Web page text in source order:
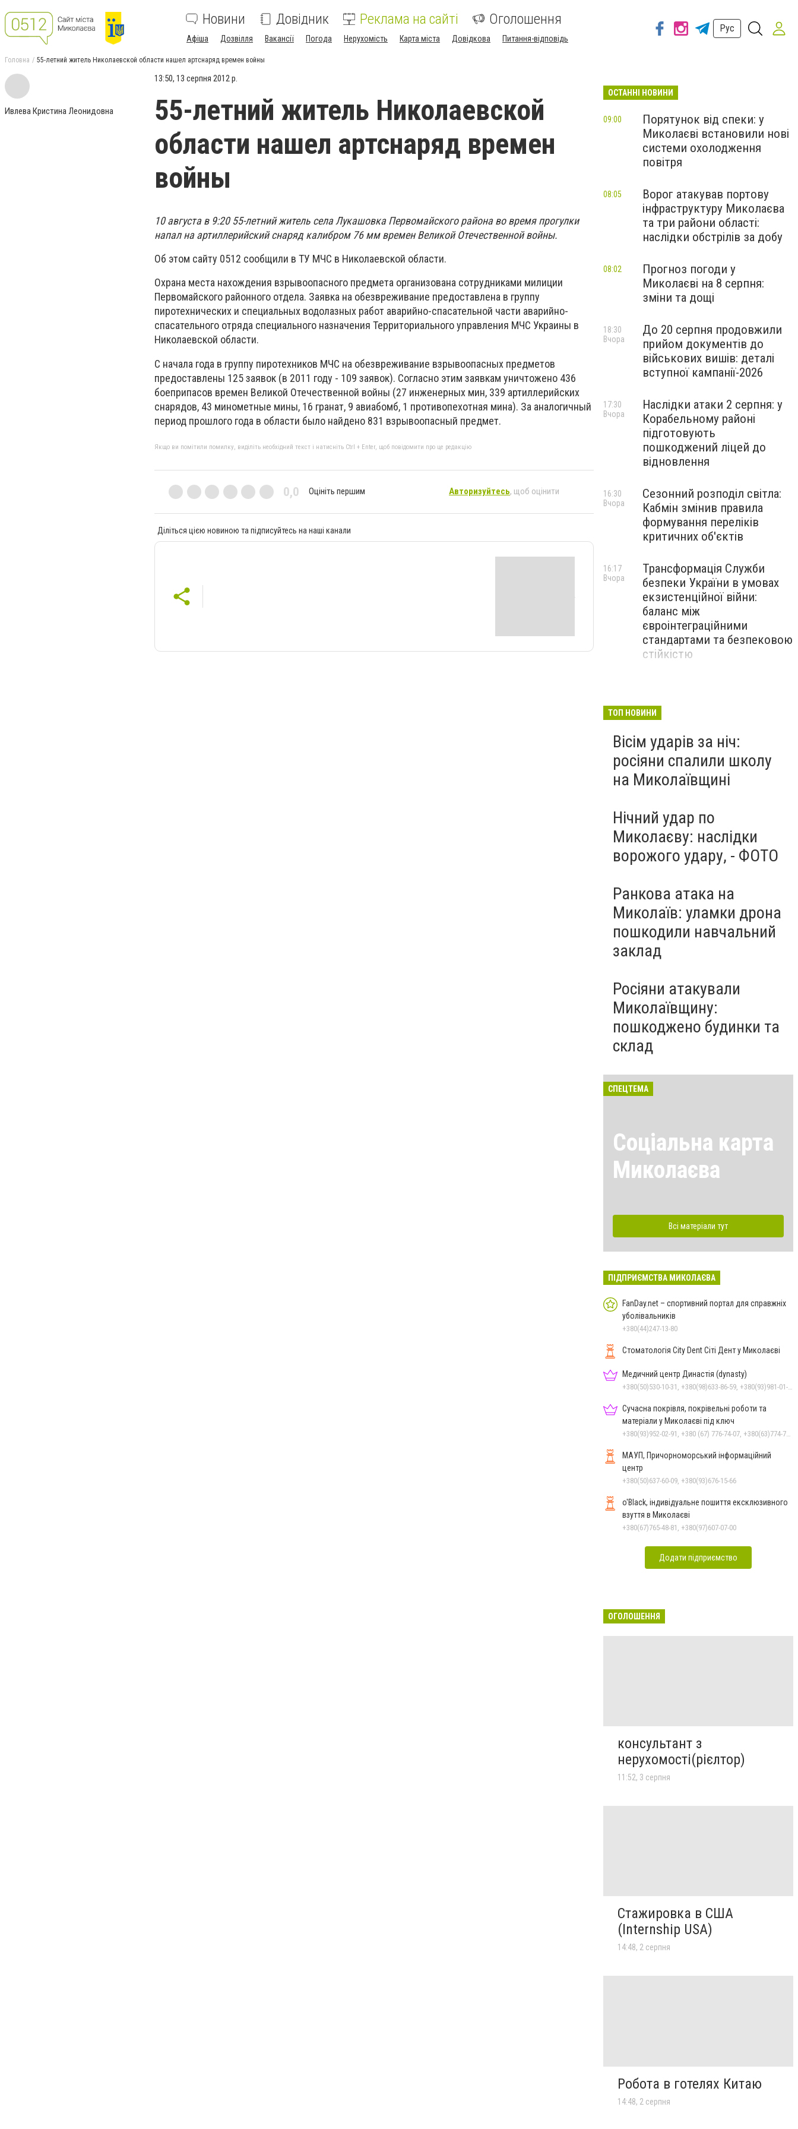
Новини Довідник Реклама на сайті Оголошення
Афіша Дозвілля Вакансії Погода Нерухомість Карта міста Довідкова Питання-відповідь
Рус
Головна 55-летний житель Николаевской области нашел артснаряд времен войны
Ивлева Кристина Леонидовна
13:50, 13 серпня 2012 р.
55-летний житель Николаевской
области нашел артснаряд времен
войны
10 августа в 9:20 55-летний житель села Лукашовка Первомайского района во время прогулки
напал на артиллерийский снаряд калибром 76 мм времен Великой Отечественной войны.
Об этом сайту 0512 сообщили в ТУ МЧС в Николаевской области.
Охрана места нахождения взрывоопасного предмета организована сотрудниками милиции
Первомайского районного отдела. Заявка на обезвреживание предоставлена в группу
пиротехнических и специальных водолазных работ аварийно-спасательной части аварийно-
спасательного отряда специального назначения Территориального управления МЧС Украины в
Николаевской области.
С начала года в группу пиротехников МЧС на обезвреживание взрывоопасных предметов
предоставлены 125 заявок (в 2011 году - 109 заявок). Согласно этим заявкам уничтожено 436
боеприпасов времен Великой Отечественной войны (27 инженерных мин, 339 артиллерийских
снарядов, 43 минометные мины, 16 гранат, 9 авиабомб, 1 противопехотная мина). За аналогичный
период прошлого года в области было найдено 831 взрывоопасный предмет.
Якщо ви помітили помилку, виділіть необхідний текст і натисніть Ctrl + Enter, щоб повідомити про це редакцію
0,0 Оцініть першим Авторизуйтесь, щоб оцінити
Діліться цією новиною та підписуйтесь на наші канали
ОСТАННІ НОВИНИ
Порятунок від спеки: у
Миколаєві встановили нові
системи охолодження
повітря
09:00
Ворог атакував портову
інфраструктуру Миколаєва
та три райони області:
наслідки обстрілів за добу
08:05
Прогноз погоди у
Миколаєві на 8 серпня:
зміни та дощі
08:02
До 20 серпня продовжили
прийом документів до
військових вишів: деталі
вступної кампанії-2026
18:30
Вчора
Наслідки атаки 2 серпня: у
Корабельному районі
підготовують
пошкоджений ліцей до
відновлення
17:30
Вчора
Сезонний розподіл світла:
Кабмін змінив правила
формування переліків
критичних об'єктів
16:30
Вчора
Трансформація Служби
безпеки України в умовах
екзистенційної війни:
баланс між
євроінтеграційними
стандартами та безпековою
стійкістю
16:17
Вчора
на 20%: Уряд підбив
навчального року
ТОП НОВИНИ
Вісім ударів за ніч:
росіяни спалили школу
на Миколаївщині
Нічний удар по
Миколаєву: наслідки
ворожого удару, - ФОТО
Ранкова атака на
Миколаїв: уламки дрона
пошкодили навчальний
заклад
Росіяни атакували
Миколаївщину:
пошкоджено будинки та
склад
СПЕЦТЕМА
Соціальна карта
Миколаєва
Всі матеріали тут
ПІДПРИЄМСТВА МИКОЛАЄВА
FanDay.net – спортивний портал для справжніх
уболівальників
+380(44)247-13-80
Стоматологія City Dent Сіті Дент у Миколаєві
Медичний центр Династія (dynasty)
Сучасна покрівля, покрівельні роботи та
матеріали у Миколаєві під ключ
МАУП, Причорноморський інформаційний
центр
+380(50)637-60-09, +380(93)676-15-66
o'Black, індивідуальне пошиття ексклюзивного
взуття в Миколаєві
+380(67)765-48-81, +380(97)607-07-00
Додати підприємство
ОГОЛОШЕННЯ
консультант з
нерухомості(рієлтор)
11:52, 3 серпня
Стажировка в США
(Internship USA)
14:48, 2 серпня
Робота в готелях Китаю
14:48, 2 серпня